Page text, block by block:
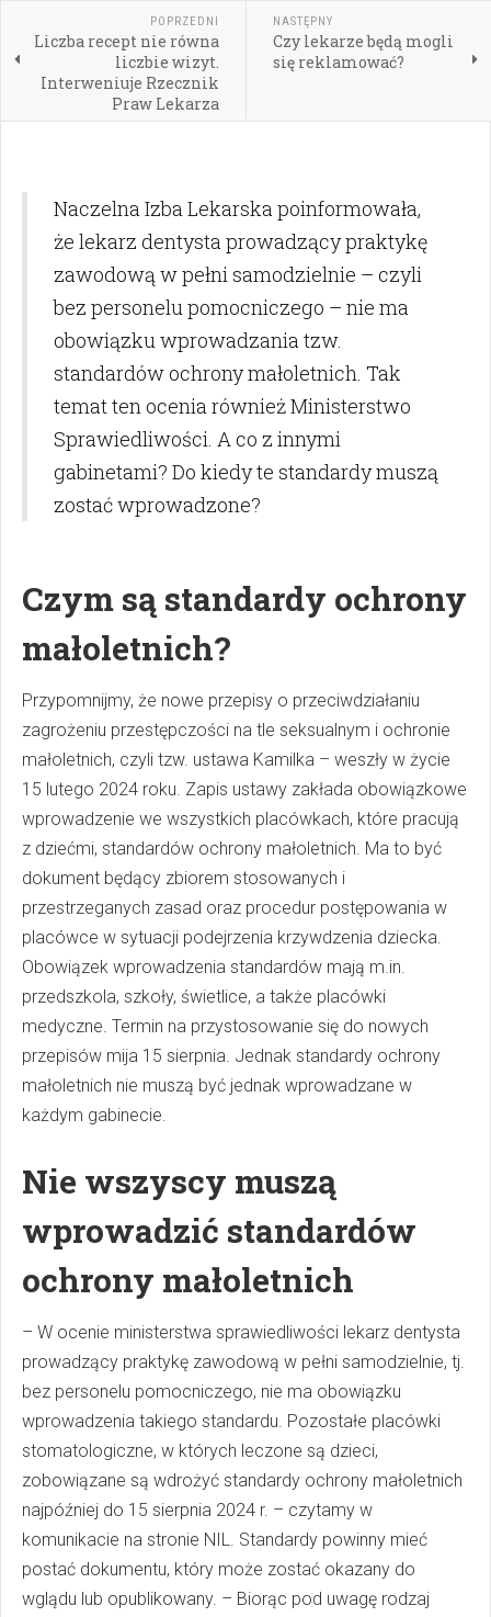
POPRZEDNI
Liczba recept nie równa
liczbie wizyt.
Interweniuje Rzecznik
Praw Lekarza
NASTĘPNY
Czy lekarze będą mogli
się reklamować?
Naczelna Izba Lekarska poinformowała,
że lekarz dentysta prowadzący praktykę
zawodową w pełni samodzielnie – czyli
bez personelu pomocniczego – nie ma
obowiązku wprowadzania tzw.
standardów ochrony małoletnich. Tak
temat ten ocenia również Ministerstwo
Sprawiedliwości. A co z innymi
gabinetami? Do kiedy te standardy muszą
zostać wprowadzone?
Czym są standardy ochrony
małoletnich?
Przypomnijmy, że nowe przepisy o przeciwdziałaniu
zagrożeniu przestępczości na tle seksualnym i ochronie
małoletnich, czyli tzw. ustawa Kamilka – weszły w życie
15 lutego 2024 roku. Zapis ustawy zakłada obowiązkowe
wprowadzenie we wszystkich placówkach, które pracują
z dziećmi, standardów ochrony małoletnich. Ma to być
dokument będący zbiorem stosowanych i
przestrzeganych zasad oraz procedur postępowania w
placówce w sytuacji podejrzenia krzywdzenia dziecka.
Obowiązek wprowadzenia standardów mają m.in.
przedszkola, szkoły, świetlice, a także placówki
medyczne. Termin na przystosowanie się do nowych
przepisów mija 15 sierpnia. Jednak standardy ochrony
małoletnich nie muszą być jednak wprowadzane w
każdym gabinecie.
Nie wszyscy muszą
wprowadzić standardów
ochrony małoletnich
– W ocenie ministerstwa sprawiedliwości lekarz dentysta
prowadzący praktykę zawodową w pełni samodzielnie, tj.
bez personelu pomocniczego, nie ma obowiązku
wprowadzenia takiego standardu. Pozostałe placówki
stomatologiczne, w których leczone są dzieci,
zobowiązane są wdrożyć standardy ochrony małoletnich
najpóźniej do 15 sierpnia 2024 r. – czytamy w
komunikacie na stronie NIL. Standardy powinny mieć
postać dokumentu, który może zostać okazany do
wglądu lub opublikowany. – Biorąc pod uwagę rodzaj